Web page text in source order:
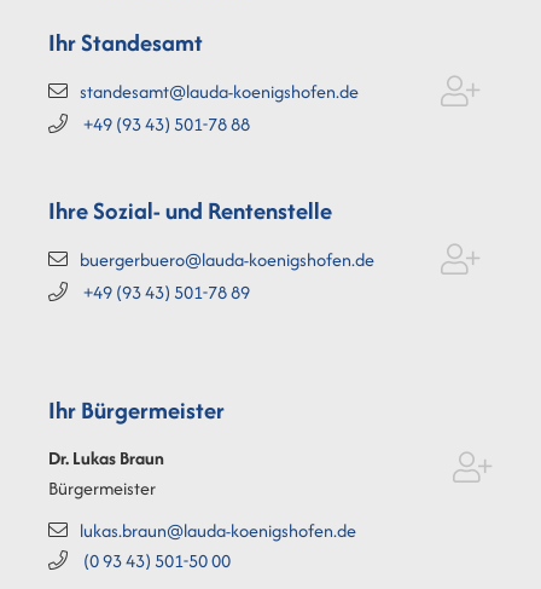
Ihr Standesamt
standesamt@lauda-koenigshofen.de
+49 (9343) 501-7888
Ihre Sozial- und Rentenstelle
buergerbuero@lauda-koenigshofen.de
+49 (9343) 501-7889
Ihr Bürgermeister
Dr. LukasBraun
Bürgermeister
lukas.braun@lauda-koenigshofen.de
(09343) 501-5000